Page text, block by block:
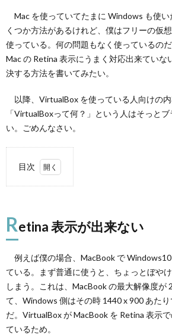
Mac を使っていてたまに Windows も使
くつか方法があるけれど、僕はフリーの仮
使っている。何の問題もなく使っているの
Mac の Retina 表示にうまく対応出来ていな
決する方法を書いてみたい。
以降、VirtualBox を使っている人向けの内
「VirtualBoxって何？」という人はそっと
い。ごめんなさい。
目次
1.
が出
来な
2.
やり
たい
3.
方法
Retina 表示が出来ない
例えば僕の場合、MacBook で
ている。まず普通に使うと、ちょっとぼや
しまう。これは、MacBook の最大解像度が
て、Windows 側はその時 1440 x 900 あた
だ。VirtualBox が MacBook を Retina 表示
ているため。